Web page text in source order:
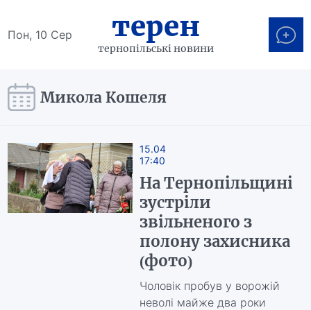
Пон, 10 Сер терен
тернопільські новини
Микола Кошеля
15.04
17:40
На Тернопільщині
зустріли
звільненого з
полону захисника
(фото)
Чоловік пробув у ворожій
неволі майже два роки